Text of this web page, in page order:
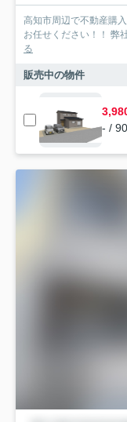
高知市周辺で不動産購
お任せください！！ 弊
る
販売中の物件
- /